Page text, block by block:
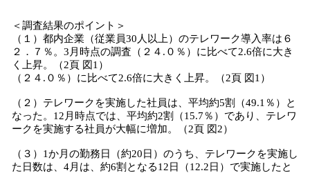
で
す
＜調査結果のポイント＞
（１）都内企業（従業員30人以上）のテレワーク導入率は６
２．７％。3月時点の調査（２４.０％）に比べて2.6倍に大き
く上昇。（2頁 図1）
（２４.０％）に比べて2.6倍に大きく上昇。（2頁 図1）
（２）テレワークを実施した社員は、平均約5割（49.1％）と
なった。12月時点では、平均約2割（15.7％）であり、テレワ
ークを実施する社員が大幅に増加。（2頁 図2）
（３）1か月の勤務日（約20日）のうち、テレワークを実施し
た日数は、4月は、約6割となる12日（12.2日）で実施したと